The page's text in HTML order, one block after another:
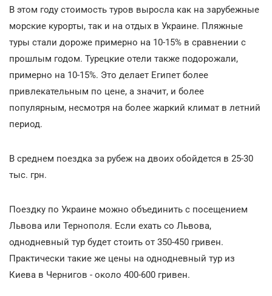
В этом году стоимость туров выросла как на зарубежные
морские курорты, так и на отдых в Украине. Пляжные
туры стали дороже примерно на 10-15% в сравнении с
прошлым годом. Турецкие отели также подорожали,
примерно на 10-15%. Это делает Египет более
привлекательным по цене, а значит, и более
популярным, несмотря на более жаркий климат в летний
период.
В среднем поездка за рубеж на двоих обойдется в 25-30
тыс. грн.
Поездку по Украине можно объединить с посещением
Львова или Тернополя. Если ехать со Львова,
однодневный тур будет стоить от 350-450 гривен.
Практически такие же цены на однодневный тур из
Киева в Чернигов - около 400-600 гривен.